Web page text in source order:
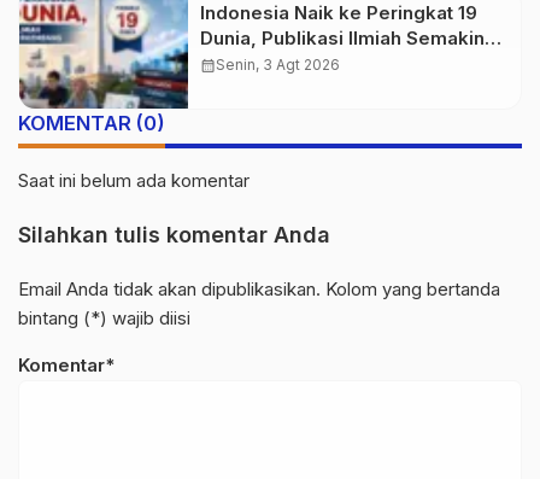
Indonesia Naik ke Peringkat 19
Dunia, Publikasi Ilmiah Semakin
Berkembang
calendar_monthSenin, 3 Agt 2026
KOMENTAR (0)
Saat ini belum ada komentar
Silahkan tulis komentar Anda
Email Anda tidak akan dipublikasikan. Kolom yang bertanda
bintang (*) wajib diisi
Komentar*